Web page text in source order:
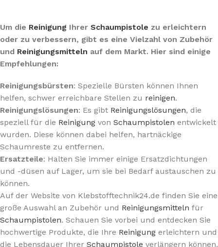
Um die Reinigung Ihrer Schaumpistole zu erleichtern
oder zu verbessern, gibt es eine Vielzahl von Zubehör
und Reinigungsmitteln auf dem Markt. Hier sind einige
Empfehlungen:
Reinigungsbürsten: Spezielle Bürsten können Ihnen
helfen, schwer erreichbare Stellen zu reinigen.
Reinigungslösungen: Es gibt Reinigungslösungen, die
speziell für die Reinigung von Schaumpistolen entwickelt
wurden. Diese können dabei helfen, hartnäckige
Schaumreste zu entfernen.
Ersatzteile: Halten Sie immer einige Ersatzdichtungen
und -düsen auf Lager, um sie bei Bedarf austauschen zu
können.
Auf der Website von Klebstofftechnik24.de finden Sie eine
große Auswahl an Zubehör und Reinigungsmitteln für
Schaumpistolen. Schauen Sie vorbei und entdecken Sie
hochwertige Produkte, die Ihre Reinigung erleichtern und
die Lebensdauer Ihrer Schaumpistole verlängern können.